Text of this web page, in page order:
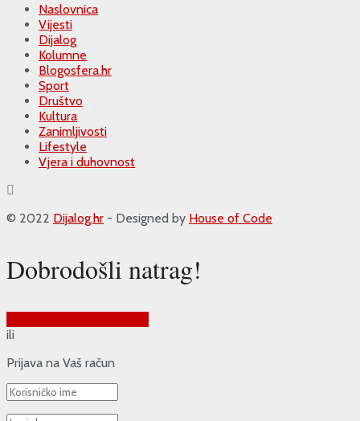
Naslovnica
Vijesti
Dijalog
Kolumne
Blogosfera.hr
Sport
Društvo
Kultura
Zanimljivosti
Lifestyle
Vjera i duhovnost
© 2022 Dijalog.hr - Designed by House of Code
Dobrodošli natrag!
ili
Prijava na Vaš račun